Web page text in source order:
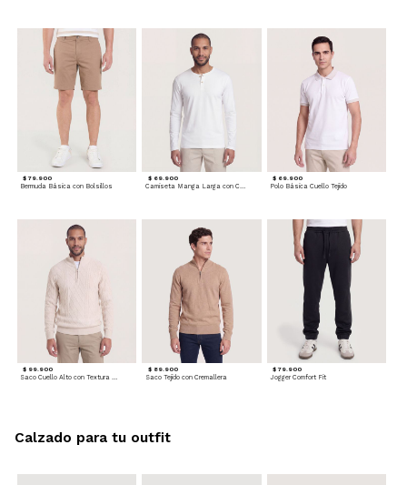
$ 79.900
Bermuda Básica con Bolsillos
$ 69.900 $ 69.900
Polo Básica Cuello Tejido
$ 99.900 $ 89.900
Saco Tejido con Cremallera
$ 79.900
Jogger Comfort Fit
Calzado para tu outfit